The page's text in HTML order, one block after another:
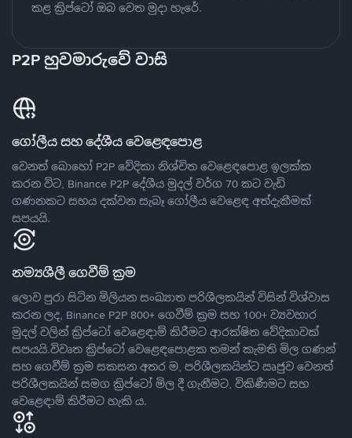
කළ ක්‍රිප්ටෝ ඔබ වෙත මුදා හැරේ.
P2P හුවමාරුවේ වාසි
ගෝලීය සහ දේශීය වෙළෙඳපොළ
වෙනත් බොහෝ P2P වේදිකා නිශ්චිත වෙළෙඳපොළ ඉලක්ක
කරන විට, Binance P2P දේශීය මුදල් වර්ග 70 කට වැඩි
ගණනකට සහය දක්වන සැබෑ ගෝලීය වෙළෙඳ අත්දැකීමක්
සපයයි.
නම්‍යශීලී ගෙවීම් ක්‍රම
ලොව පුරා සිටින මිලියන සංඛ්‍යාත පරිශීලකයින් විසින් විශ්වාස
කරන ලද, Binance P2P 800+ ගෙවීම් ක්‍රම සහ 100+ ව්‍යවහාර
මුදල් වලින් ක්‍රිප්ටෝ වෙළෙඳාම් කිරීමට ආරක්ෂිත වේදිකාවක්
සපයයි.විවෘත ක්‍රිප්ටෝ වෙළෙඳපොළක තමන් කැමති මිල ගණන්
සහ ගෙවීම් ක්‍රම සකසන අතර ම, පරිශීලකයින්ට ඍජුව වෙනත්
පරිශීලකයින් සමග ක්‍රිප්ටෝ මිල දී ගැනීමට, විකිණීමට සහ
වෙළෙඳාම් කිරීමට හැකි ය.